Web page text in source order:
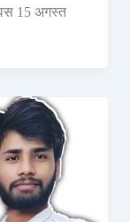
15 अगस्त